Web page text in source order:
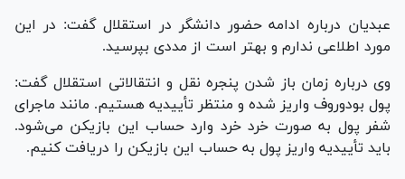
عبدیان درباره ادامه حضور دانشگر در استقلال گفت: در این
مورد اطلاعی ندارم و بهتر است از مددی بپرسید.
وی درباره زمان باز شدن پنجره نقل و انتقالاتی استقلال گفت:
پول بودوروف واریز شده و منتظر تأییدیه هستیم. مانند ماجرای
شفر پول به صورت خرد خرد وارد حساب این بازیکن می‌شود.
باید تأییدیه واریز پول به حساب این بازیکن را دریافت کنیم.